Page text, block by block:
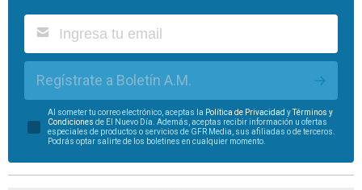
Regístrate a Boletín A.M.
Al someter tu correo electrónico, aceptas la Política de Privacidad yTérminos y
Condiciones de El Nuevo Día. Además, aceptas recibir información u ofertas
especiales de productos o servicios de GFR Media, sus afiliadas o de terceros.
Podrás optar salirte de los boletines en cualquier momento.